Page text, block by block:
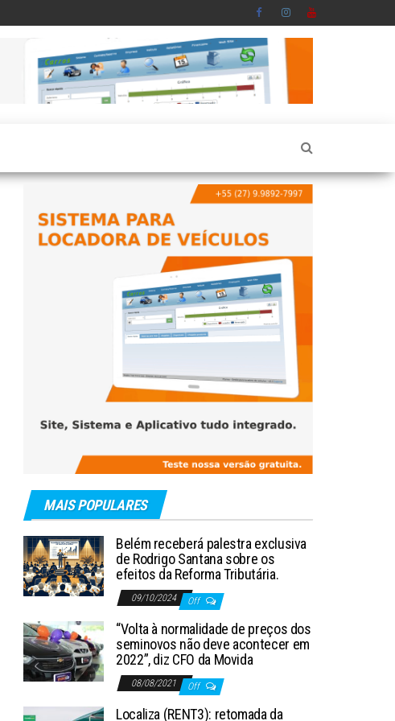
MAIS POPULARES
Belém receberá palestra exclusiva
de Rodrigo Santana sobre os
efeitos da Reforma Tributária.
09/10/2024 Off
“Volta à normalidade de preços dos
seminovos não deve acontecer em
2022”, diz CFO da Movida
08/08/2021 Off
Localiza (RENT3): retomada da